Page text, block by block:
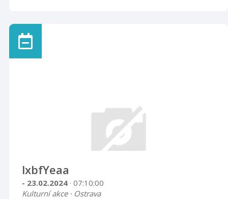
lxbfYeaa
- 23.02.2024 · 07:10:00
Kulturní akce · Ostrava